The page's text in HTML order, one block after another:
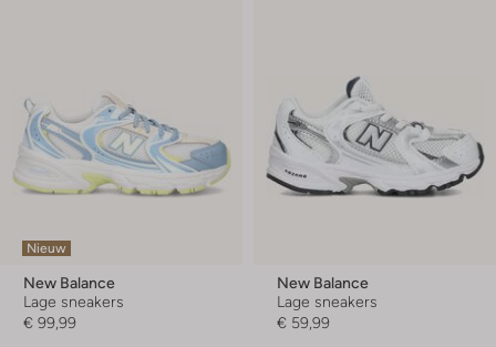
Nieuw
New Balance
Lage sneakers
€ 99,99
New Balance
Lage sneakers
€ 59,99